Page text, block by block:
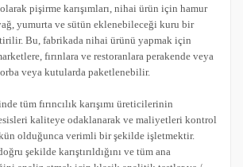
olarak pişirme karışımları, nihai ürün için hamur
yumurta ve sütün eklenebileceği kuru bir
Bu, fabrikada nihai ürünü yapmak için
fırınlara ve restoranlara perakende veya
veya kutularda paketlenebilir.
tüm fırıncılık karışımı üreticilerinin
kaliteye odaklanarak ve maliyetleri kontrol
olduğunca verimli bir şekilde işletmektir.
şekilde karıştırıldığını ve tüm ana